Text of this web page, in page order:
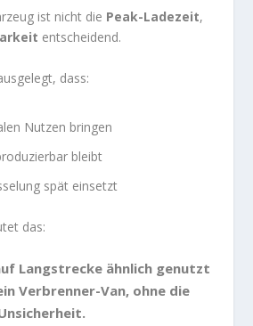
ist nicht die Peak-Ladezeit,
entscheidend.
dass:
Nutzen bringen
bleibt
spät einsetzt
das:
Langstrecke ähnlich genutzt
Verbrenner-Van, ohne die